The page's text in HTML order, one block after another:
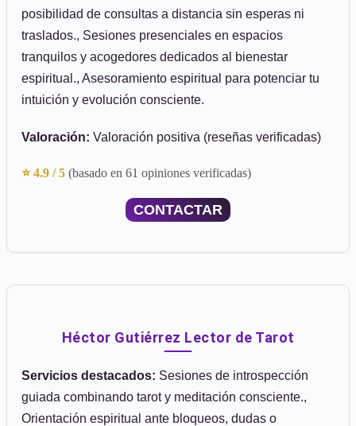
posibilidad de consultas a distancia sin esperas ni
traslados., Sesiones presenciales en espacios
tranquilos y acogedores dedicados al bienestar
espiritual., Asesoramiento espiritual para potenciar tu
intuición y evolución consciente.
Valoración: Valoración positiva (reseñas verificadas)
⭐ 4.9 / 5 (basado en 61 opiniones verificadas)
CONTACTAR
Héctor Gutiérrez Lector de Tarot
Servicios destacados: Sesiones de introspección
guiada combinando tarot y meditación consciente.,
Orientación espiritual ante bloqueos, dudas o